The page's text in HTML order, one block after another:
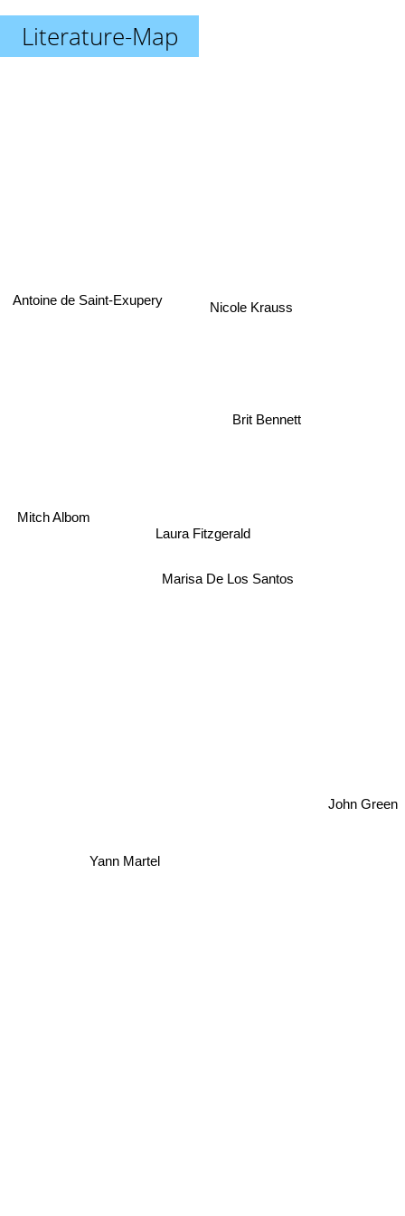
Literature-Map
Laura Fitzgerald
Marisa De Los Santos
Brit Bennett
Nicole Krauss
Antoine de Saint-Exupery
Mitch Albom
Yann Martel
John Green